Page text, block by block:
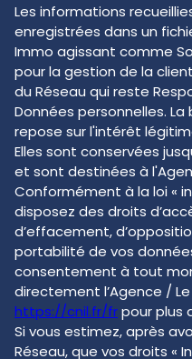
Les informations
enregistrées dans un
Immo agissant comme
pour la gestion de la
du Réseau qui reste
Données personnelles.
repose sur l'intérêt
Elles sont conservées
et sont destinées à
Conformément à la loi «
disposez des droits
d’effacement,
portabilité de vos
consentement à tout
directement l’Agence /
https://cnil.fr/frpour plus
Si vous estimez, après
Réseau, que vos droits «